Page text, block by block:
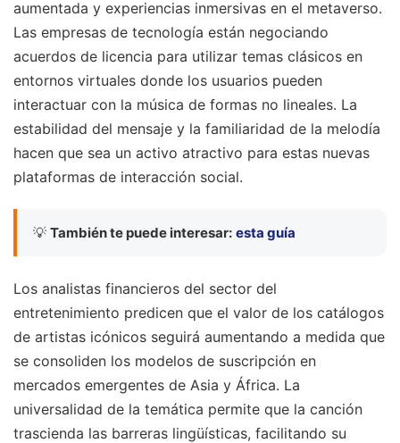
aumentada y experiencias inmersivas en el metaverso.
Las empresas de tecnología están negociando
acuerdos de licencia para utilizar temas clásicos en
entornos virtuales donde los usuarios pueden
interactuar con la música de formas no lineales. La
estabilidad del mensaje y la familiaridad de la melodía
hacen que sea un activo atractivo para estas nuevas
plataformas de interacción social.
💡 También te puede interesar: esta guía
Los analistas financieros del sector del
entretenimiento predicen que el valor de los catálogos
de artistas icónicos seguirá aumentando a medida que
se consoliden los modelos de suscripción en
mercados emergentes de Asia y África. La
universalidad de la temática permite que la canción
trascienda las barreras lingüísticas, facilitando su